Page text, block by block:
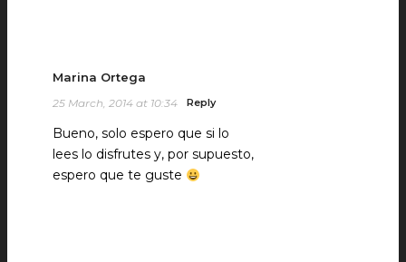
Marina Ortega
25 March, 2014 at 10:34 Reply
Bueno, solo espero que si lo
lees lo disfrutes y, por supuesto,
espero que te guste